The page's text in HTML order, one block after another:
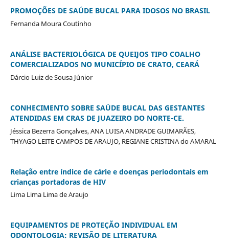
PROMOÇÕES DE SAÚDE BUCAL PARA IDOSOS NO BRASIL
Fernanda Moura Coutinho
ANÁLISE BACTERIOLÓGICA DE QUEIJOS TIPO COALHO
COMERCIALIZADOS NO MUNICÍPIO DE CRATO, CEARÁ
Dárcio Luiz de Sousa Júnior
CONHECIMENTO SOBRE SAÚDE BUCAL DAS GESTANTES
ATENDIDAS EM CRAS DE JUAZEIRO DO NORTE-CE.
Jéssica Bezerra Gonçalves, ANA LUISA ANDRADE GUIMARÃES,
THYAGO LEITE CAMPOS DE ARAUJO, REGIANE CRISTINA do AMARAL
Relação entre índice de cárie e doenças periodontais em
crianças portadoras de HIV
Lima Lima Lima de Araujo
EQUIPAMENTOS DE PROTEÇÃO INDIVIDUAL EM
ODONTOLOGIA: REVISÃO DE LITERATURA